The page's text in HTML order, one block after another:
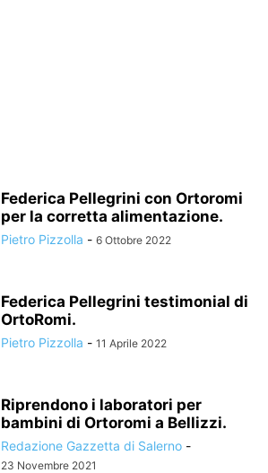
Federica Pellegrini con Ortoromi
per la corretta alimentazione.
Pietro Pizzolla - 6 Ottobre 2022
Federica Pellegrini testimonial di
OrtoRomi.
Pietro Pizzolla - 11 Aprile 2022
Riprendono i laboratori per
bambini di Ortoromi a Bellizzi.
Redazione Gazzetta di Salerno -
23 Novembre 2021